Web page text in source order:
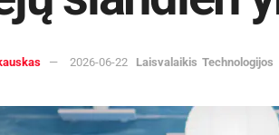
2026-06-22 Laisvalaikis Technologijos